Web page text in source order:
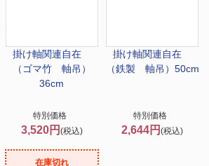
掛け軸関連自在
（ゴマ竹 軸吊）
36cm
特別価格
3,520円 (税込)
在庫切れ
掛け軸関連自在
（鉄製 軸吊）50cm
特別価格
2,644円(税込)